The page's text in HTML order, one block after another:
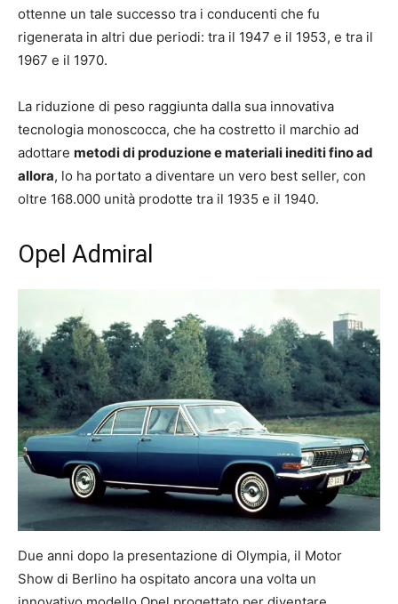
ottenne un tale successo tra i conducenti che fu
rigenerata in altri due periodi: tra il 1947 e il 1953, e tra il
1967 e il 1970.
La riduzione di peso raggiunta dalla sua innovativa
tecnologia monoscocca, che ha costretto il marchio ad
adottare metodi di produzione e materiali inediti fino ad
allora, lo ha portato a diventare un vero best seller, con
oltre 168.000 unità prodotte tra il 1935 e il 1940.
Opel Admiral
Due anni dopo la presentazione di Olympia, il Motor
Show di Berlino ha ospitato ancora una volta un